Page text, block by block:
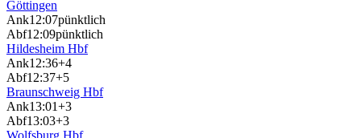
Göttingen
Ank12:07pünktlich
Abf12:09pünktlich
Hildesheim Hbf
Ank12:36+4
Abf12:37+5
Braunschweig Hbf
Ank13:01+3
Abf13:03+3